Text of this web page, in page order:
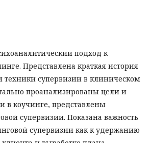
подход к
Представлена краткая история
техники супервизии в клиническом
проанализированы цели и
в коучинге, представлены
супервизии. Показана важность
супервизии как к удержанию